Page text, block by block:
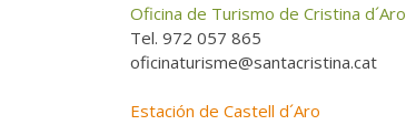
Oficina de Turismo de Cristina d´Aro
Tel. 972 057 865
oficinaturisme@santacristina.cat
Estación de Castell d´Aro